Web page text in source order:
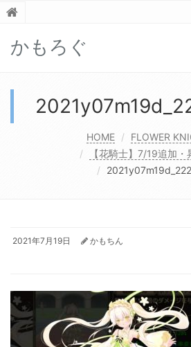
かもろぐ
HOME
FLOWER
【花騎士】7/19追加・
2021年7月19日 かもちん